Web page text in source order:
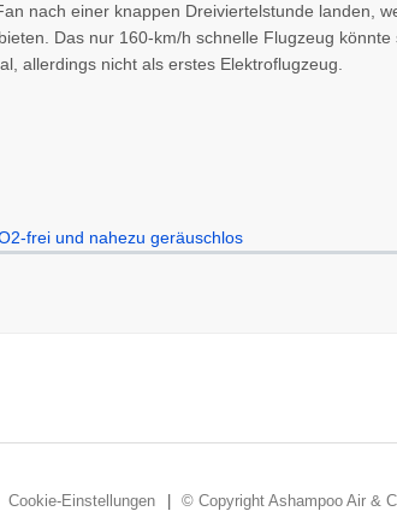
nach einer knappen Dreiviertelstunde landen,
Das nur 160-km/h schnelle Flugzeug
allerdings nicht als erstes Elektroflugzeug.
Cookie-Einstellungen © Copyright Ashampoo Air &